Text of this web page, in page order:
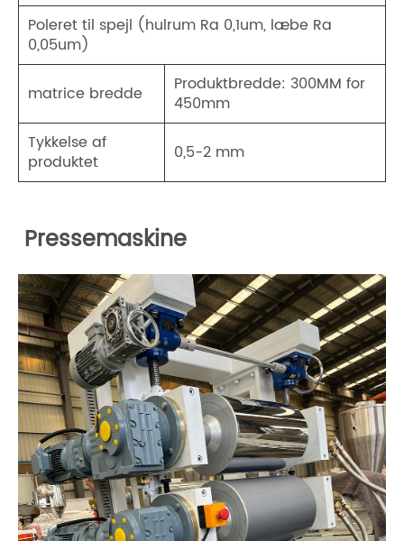
Poleret til spejl (hulrum Ra 0,1um, læbe Ra
0,05um)
matrice bredde
Produktbredde: 300MM for
450mm
Tykkelse af
produktet
0,5-2 mm
Pressemaskine